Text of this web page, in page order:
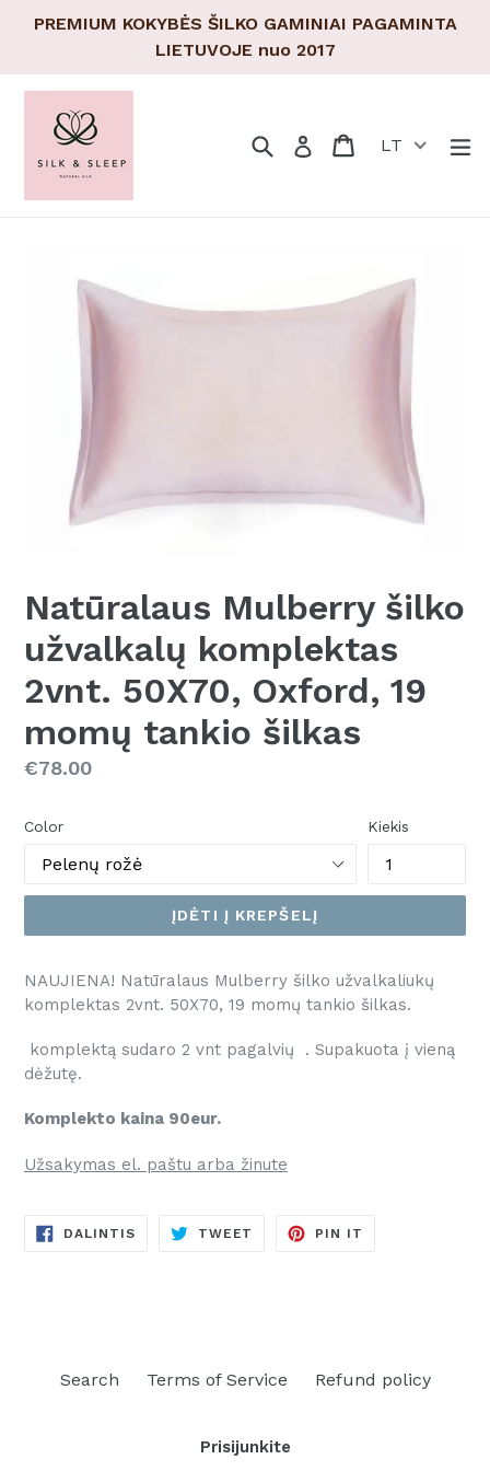
PREMIUM KOKYBĖS ŠILKO GAMINIAI PAGAMINTA
LIETUVOJE nuo 2017
PaieškaPrisijungti
Pirkinių
Pirkinių
LT
Natūralaus Mulberry šilko
užvalkalų komplektas
2vnt. 50X70, Oxford, 19
momų tankio šilkas
Kaina
€78.00
Color Kiekis
ĮDĖTI Į KREPŠELĮ
NAUJIENA! Natūralaus Mulberry šilko užvalkaliukų
komplektas 2vnt. 50X70, 19 momų tankio šilkas.
komplektą sudaro 2 vnt pagalvių . Supakuota į vieną
dėžutę.
Komplekto kaina 90eur.
Užsakymas el. paštu arba žinute
DALINTISDALINTIS
FACEBOOKE
TWEET
TWEETINTI
TVITERYJE
PIN IT
Search Terms of Service Refund policy
Prisijunkite